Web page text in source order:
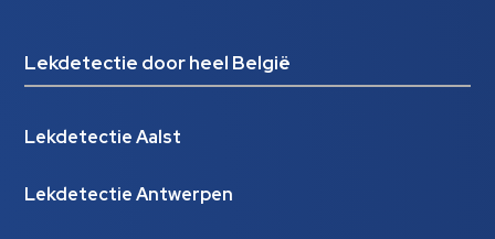
Lekdetectie door heel België
Lekdetectie Aalst
Lekdetectie Antwerpen